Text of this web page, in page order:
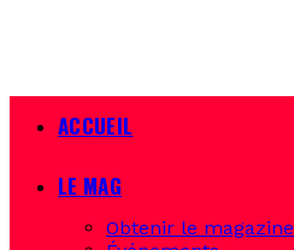
ACCUEIL
LE MAG
Obtenir le magazine